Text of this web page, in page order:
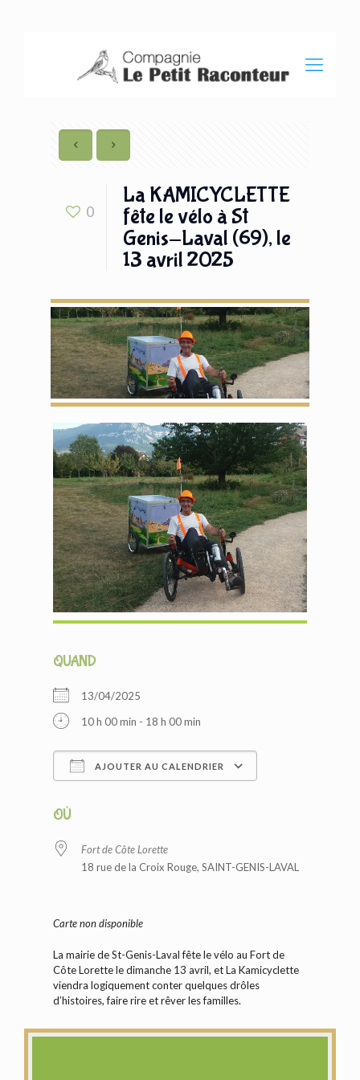
0
La KAMICYCLETTE
fête le vélo à St
Genis-Laval (69), le
13 avril 2025
QUAND
13/04/2025
10 h 00 min - 18 h 00 min
AJOUTER AU CALENDRIER
OÙ
Fort de Côte Lorette
18 rue de la Croix Rouge, SAINT-GENIS-LAVAL
Carte non disponible
La mairie de St-Genis-Laval fête le vélo au Fort de
Côte Lorette le dimanche 13 avril, et La Kamicyclette
viendra logiquement conter quelques drôles
d’histoires, faire rire et rêver les familles.